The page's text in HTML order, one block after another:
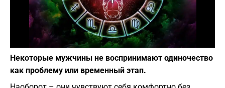
Фото: depositphotos.com
Некоторые мужчины не воспринимают одиночество
как проблему или временный этап.